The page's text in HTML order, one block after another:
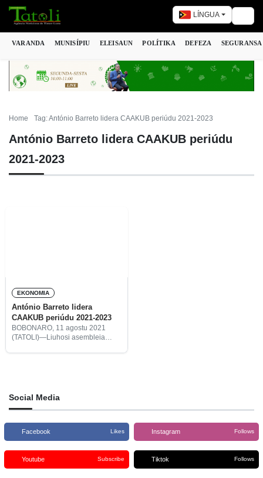
LÍNGUA
VARANDA MUNISÍPIU ELEISAUN POLÍTIKA DEFEZA SEGURANSA
Home Tag: António Barreto lidera CAAKUB periúdu 2021-2023
António Barreto lidera CAAKUB periúdu
2021-2023
EKONOMIA
António Barreto lidera
CAAKUB periúdu 2021-2023
BOBONARO, 11 agostu 2021
(TATOLI)—Liuhosi asembleia
tinan rua (2021-2023), substitui
Social Media
Facebook Likes Instagram Follows
Youtube Subscribe Tiktok Follows